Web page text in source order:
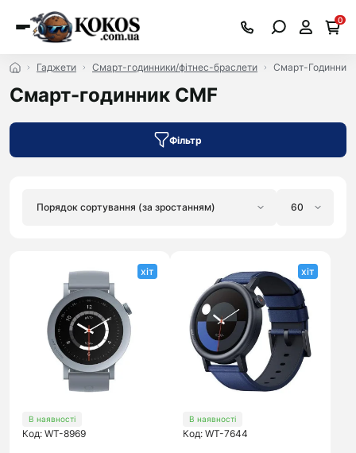
0
Гаджети Смарт-годинники/фітнес-браслети Смарт-Годинник
Смарт-годинник CMF
Фільтр
хіт
В наявності
Код: WT-8969
хіт
В наявності
Код: WT-7644